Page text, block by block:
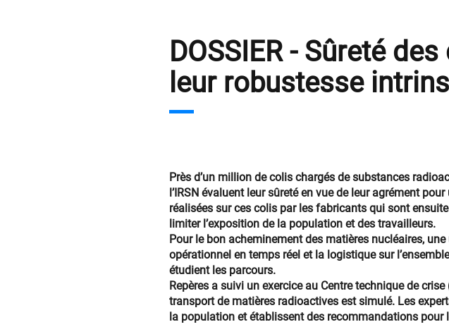
DOSSIER - Sûreté
leur robustesse
Près d’un million de colis chargés de substances
l’IRSN évaluent leur sûreté en vue de leur agrément
réalisées sur ces colis par les fabricants qui sont
limiter l’exposition de la population et des travailleurs.
Pour le bon acheminement des matières nucléaires,
opérationnel en temps réel et la logistique sur
étudient les parcours.
Repères a suivi un exercice au Centre technique de
transport de matières radioactives est simulé. Les
la population et établissent des recommandations pour